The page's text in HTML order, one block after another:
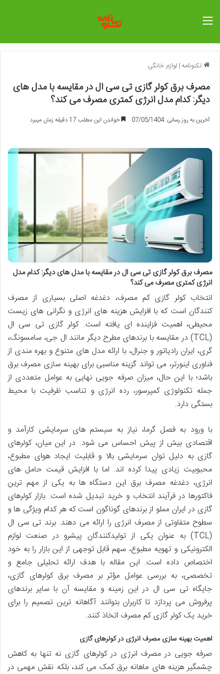
تکنونامه | لوازم خانگی
مصرف برق کولر گازی تی سی ال در مقایسه با مدل های
دیگر: کدام مدل انرژی کمتری مصرف می کند؟
آخرین به روز رسانی: 07/05/1404 خواندن این مطلب 17 دقیقه زمان میبرد
مصرف برق کولر گازی تی سی ال در مقایسه با مدل های دیگر: کدام مدل
انرژی کمتری مصرف می کند؟
انتخاب کولر گازی کم مصرف، دغدغه اصلی بسیاری از مصرف
کنندگان است که با افزایش هزینه های انرژی و نگرانی های زیست
محیطی، اهمیت فزاینده ای یافته است. کولر گازی تی سی ال
(TCL) در مقایسه با برندهای مطرح دیگر مانند ال جی، سامسونگ،
گری، ایران رادیاتور و جنرال، با ارائه مدل های متنوع و بهره مندی از
فناوری اینورتر، می تواند گزینه مناسبی برای بهینه سازی مصرف برق
باشد؛ با این حال، میزان صرفه جویی نهایی به عوامل متعددی از
جمله تکنولوژی کمپرسور، رده انرژی و تناسب ظرفیت با محیط
بستگی دارد.
با ورود به فصل گرما، نیاز به سیستم های سرمایشی کارآمد و
اقتصادی بیش از پیش احساس می شود. در این میان، کولرهای
گازی به دلیل توان سرمایشی بالا و قابلیت ایجاد هوای مطبوع،
محبوبیت زیادی پیدا کرده اند. اما با افزایش قیمت حامل های
انرژی، دغدغه مصرف برق این دستگاه ها به یکی از مهم ترین
فاکتورها در فرآیند انتخاب و خرید تبدیل شده است. بازار کولرهای
گازی در ایران مملو از برندهای گوناگون است که هر کدام ویژگی ها و
سطوح متفاوتی از مصرف انرژی را ارائه می دهند. برند تی سی ال
(TCL) به عنوان یکی از تولیدکنندگان پیشرو در صنعت لوازم
الکترونیکی و تهویه مطبوع، سهم قابل توجهی از این بازار را به خود
اختصاص داده است. این مقاله با هدف ارائه تحلیلی جامع و
تخصصی، به بررسی عوامل مؤثر بر مصرف برق کولرهای گازی،
جایگاه تی سی ال در این زمینه و مقایسه آن با سایر برندهای
پرفروش می پردازد تا کاربران بتوانند آگاهانه ترین تصمیم را برای
خرید یک کولر گازی کم مصرف اتخاذ کنند.
اهمیت بهینه سازی مصرف انرژی در کولرهای گازی
صرفه جویی در مصرف انرژی در کولرهای گازی نه تنها به کاهش
چشمگیر هزینه های ماهانه برق کمک می کند، بلکه نقش مهمی در